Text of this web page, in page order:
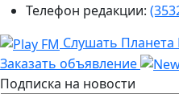
Телефон редакции:
Слушать Планета
Заказать объявление
Подписка на новости